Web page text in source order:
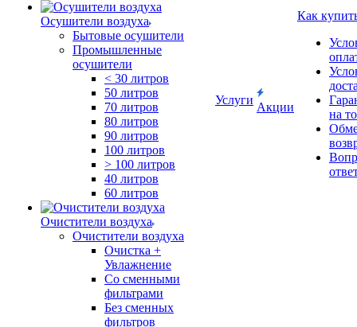
Осушители воздуха
Бытовые осушители
Промышленные
осушители
< 30 литров
50 литров
70 литров
80 литров
90 литров
100 литров
> 100 литров
40 литров
60 литров
Очистители воздуха
Очистители воздуха
Очистка +
Увлажнение
Cо сменными
фильтрами
Без сменных
фильтров
Услуги
Акции
Как
на